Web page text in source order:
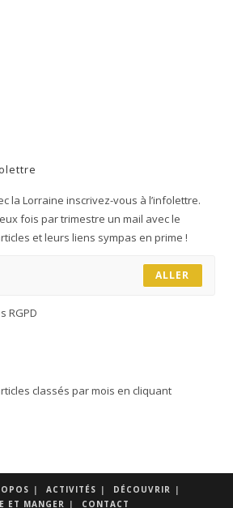
la Lorraine inscrivez-vous à l’infolettre.
fois par trimestre un mail avec le
et leurs liens sympas en prime !
ALLER
RGPD
classés par mois en cliquant
ACTIVITÉS
DÉCOUVRIR
ET MANGER
CONTACT